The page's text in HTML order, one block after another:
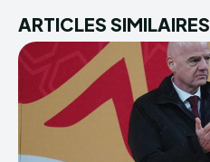
ARTICLES SIMILAIRES